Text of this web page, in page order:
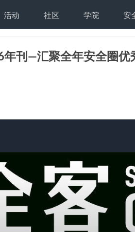
活动 社区 学院 安
年刊—汇聚全年安全圈优